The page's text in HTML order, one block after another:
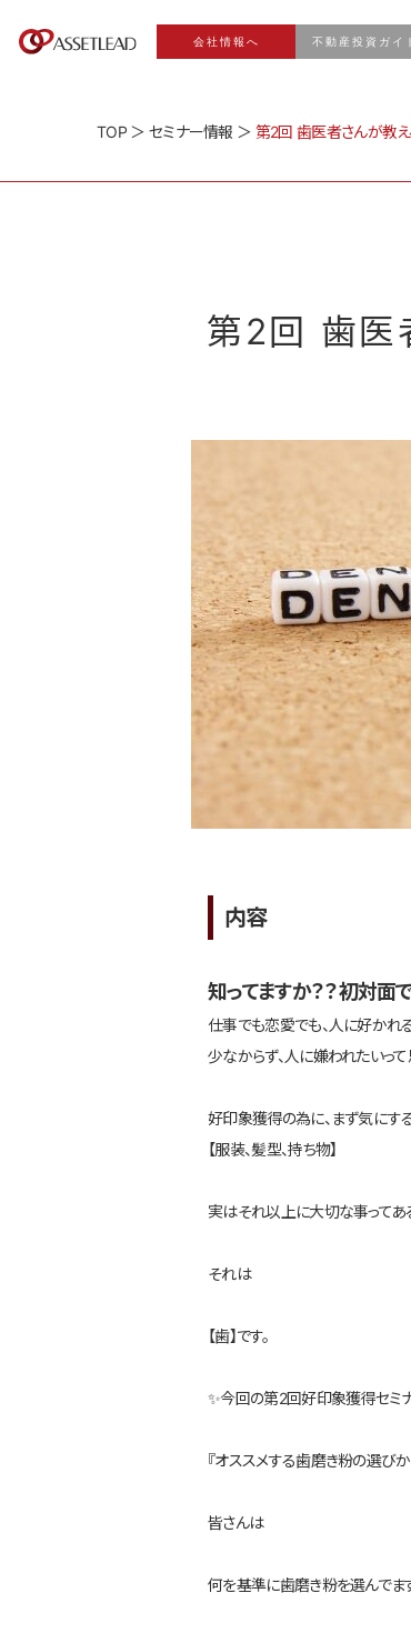
会社情報へ 不動産投資ガイ
TOP＞ セミナー情報 ＞ 第2回 歯医者さんが教
第2回 歯医
内容
知ってますか？？初対面
仕事でも恋愛でも、人に好かれ
少なからず、人に嫌われたいっ
好印象獲得の為に、まず気にする
【服装、髪型、持ち物】
実はそれ以上に大切な事ってあ
それは
【歯】です。
✨今回の第2回好印象獲得セミ
『オススメする歯磨き粉の選びか
皆さんは
何を基準に歯磨き粉を選んでま